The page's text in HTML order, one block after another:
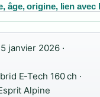
âge, origine, lien avec
janvier 2026 ·
E-Tech 160 ch ·
Alpine